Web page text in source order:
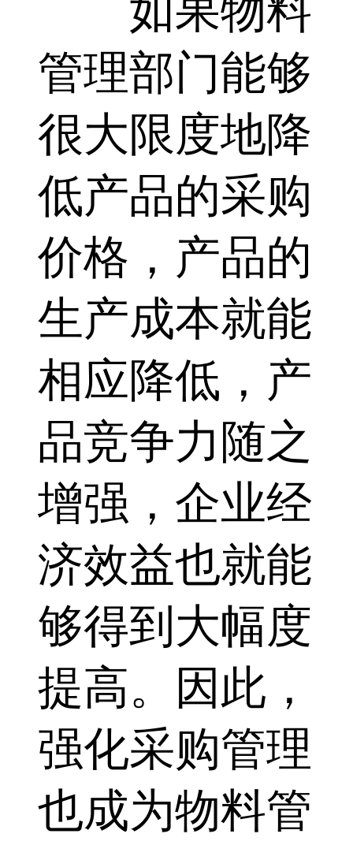
如果物料
管理部门能够
很大限度地降
低产品的采购
价格，产品的
生产成本就能
相应降低，产
品竞争力随之
增强，企业经
济效益也就能
够得到大幅度
提高。因此，
强化采购管理
也成为物料管